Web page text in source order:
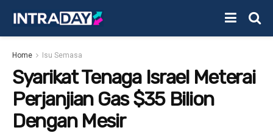
Home Isu Semasa
Syarikat Tenaga Israel Meterai
Perjanjian Gas $35 Bilion
Dengan Mesir